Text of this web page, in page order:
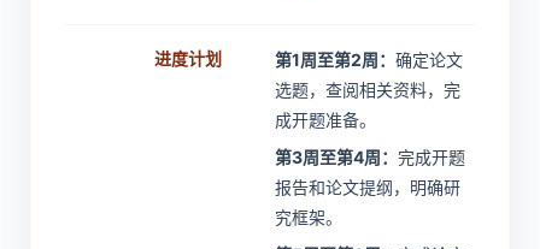
进度计划 第1周至第2周： 确定论文
选题，查阅相关资料，完
成开题准备。
第3周至第4周： 完成开题
报告和论文提纲，明确研
究框架。